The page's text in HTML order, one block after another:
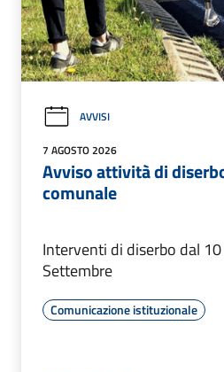
AVVISI
7 AGOSTO 2026
Avviso attività di
comunale
Interventi di diserbo dal
Settembre
Comunicazione istituzionale